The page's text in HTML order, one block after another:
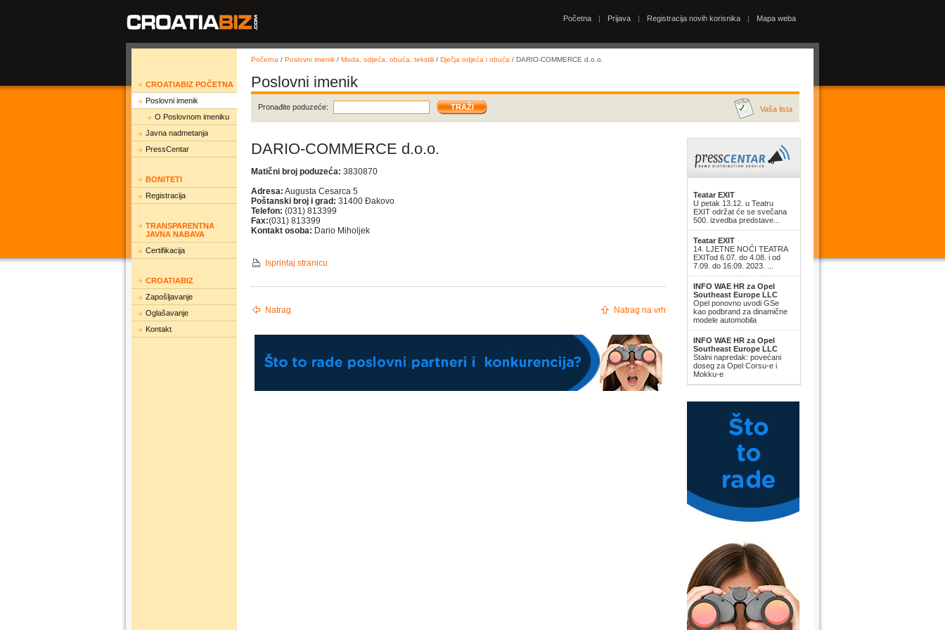
Početna | Prijava | Registracija novih korisnika | Mapa weba
CROATIABIZ POČETNA
Poslovni imenik
O Poslovnom imeniku
Javna nadmetanja
PressCentar
BONITETI
Registracija
TRANSPARENTNA
JAVNA NABAVA
Certifikacija
CROATIABIZ
Zapošljavanje
Oglašavanje
Kontakt
Početna / Poslovni imenik / Moda, odjeća, obuća, tekstili / Dječja odjeća i obuća / DARIO-COMMERCE d.o.o.
Poslovni imenik
Pronađite poduzeće: Vaša lista
DARIO-COMMERCE d.o.o.
Matični broj poduzeća: 3830870
Adresa: Augusta Cesarca 5
Poštanski broj i grad: 31400 Đakovo
Telefon: (031) 813399
Fax:(031) 813399
Kontakt osoba: Dario Miholjek
Isprintaj stranicu
Natrag Natrag na vrh
Teatar EXIT
U petak 13.12. u Teatru
EXIT održat će se svečana
500. izvedba predstave...
Teatar EXIT
14. LJETNE NOĆI TEATRA
EXITod 6.07. do 4.08. i od
7.09. do 16.09. 2023. ...
INFO WAE HR za Opel
Southeast Europe LLC
Opel ponovno uvodi GSe
kao podbrand za dinamične
modele automobila
INFO WAE HR za Opel
Southeast Europe LLC
Stalni napredak: povećani
doseg za Opel Corsu-e i
Mokku-e